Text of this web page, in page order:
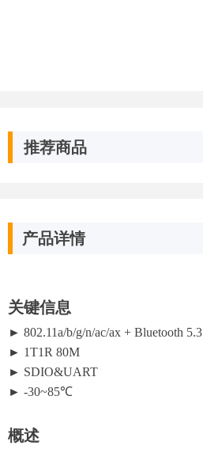
产品详情
关键信息
► 802.11a/b/g/n/ac/ax + Bluetooth 5.3
► 1T1R 80M
► SDIO&UART
► -30~85℃
概述
推荐商品